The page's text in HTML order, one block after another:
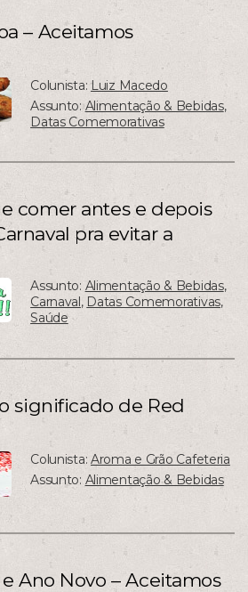
– Aceitamos
Colunista:Luiz Macedo
Assunto:Alimentação & Bebidas,
Datas Comemorativas
comer antes e depois
pra evitar a
Assunto: Alimentação & Bebidas,
Carnaval, Datas Comemorativas,
Saúde
significado de Red
Colunista:Aroma e Grão Cafeteria
Assunto: Alimentação & Bebidas
Ano Novo – Aceitamos